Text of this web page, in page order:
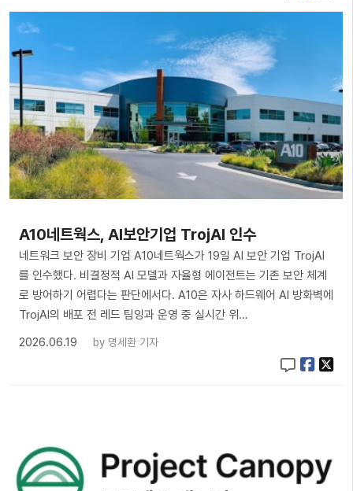
A10네트웍스, AI보안기업 TrojAI 인수
네트워크 보안 장비 기업 A10네트웍스가 19일 AI 보안 기업 TrojAI
를 인수했다. 비결정적 AI 모델과 자율형 에이전트는 기존 보안 체계
로 방어하기 어렵다는 판단에서다. A10은 자사 하드웨어 AI 방화벽에
TrojAI의 배포 전 레드 팀잉과 운영 중 실시간 위…
2026.06.19
by 명세환 기자